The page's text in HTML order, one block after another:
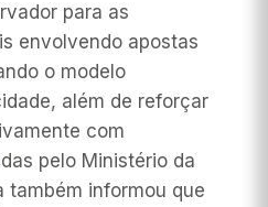
para as
envolvendo apostas
o modelo
além de reforçar
com
pelo Ministério da
também informou que